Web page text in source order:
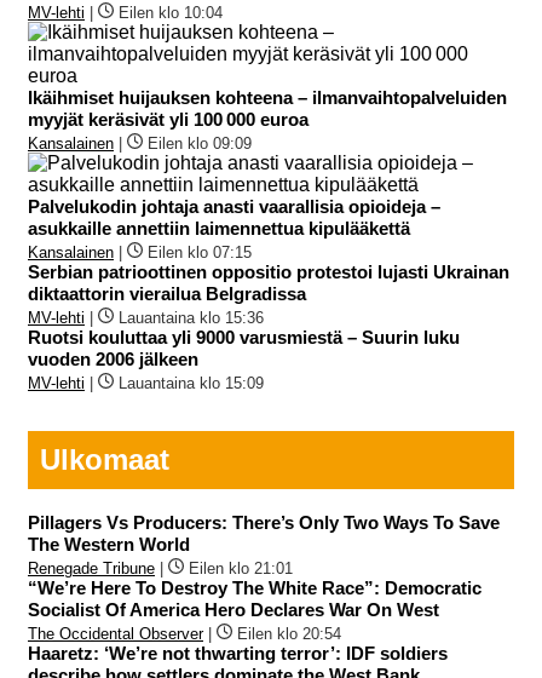
MV-lehti | Eilen klo 10:04
Ikäihmiset huijauksen kohteena – ilmanvaihtopalveluiden
myyjät keräsivät yli 100 000 euroa
Kansalainen | Eilen klo 09:09
Palvelukodin johtaja anasti vaarallisia opioideja –
asukkaille annettiin laimennettua kipulääkettä
Kansalainen | Eilen klo 07:15
Serbian patrioottinen oppositio protestoi lujasti Ukrainan
diktaattorin vierailua Belgradissa
MV-lehti | Lauantaina klo 15:36
Ruotsi kouluttaa yli 9000 varusmiestä – Suurin luku
vuoden 2006 jälkeen
MV-lehti | Lauantaina klo 15:09
Ulkomaat
Pillagers Vs Producers: There’s Only Two Ways To Save
The Western World
Renegade Tribune Eilen klo 21:01
“We’re Here To Destroy The White Race”: Democratic
Socialist Of America Hero Declares War On West
The Occidental Observer| Eilen klo 20:54
Haaretz: ‘We’re not thwarting terror’: IDF soldiers